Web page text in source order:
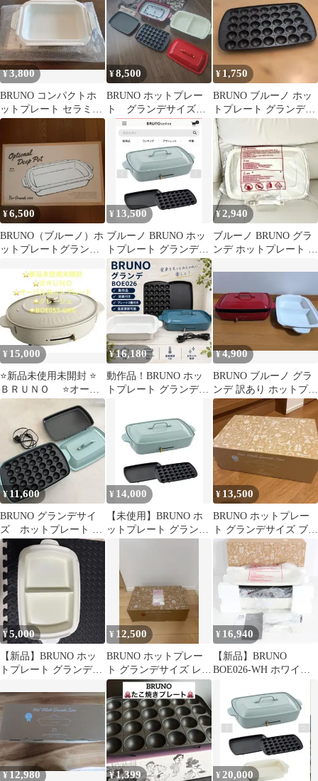
¥3,800
BRUNO コンパクトホ
ットプレート セラミッ
クコート鍋 BOE021-
¥8,500
BRUNO ホットプレー
ト グランデサイズ
レッド
¥ 1,750
BRUNO ブルーノ ホッ
トプレート グランデ用
たこ焼きプレート
¥6,500
BRUNO（ブルーノ）ホ
ットプレートグランデ
¥ 13,500
ブルーノ BRUNO ホッ
トプレート グランデ
キッチン 家電 ブル
ーグレー
¥2,940
ブルーノ BRUNO グラ
ンデ ホットプレート ホ
¥ 15,000
⭐️新品未使用未開封 ⭐️
ＢＲＵＮＯ ⭐️オーバ
ルホットプレート ⭐️グ
¥16,180
動作品！BRUNO ホッ
トプレート グランデサ
¥4,900
BRUNO ブルーノ グラ
ンデ 訳あり ホットプレ
ート 仕切り鍋付き
¥ 11,600
BRUNO グランデサイ
ズ ホットプレート た
こ焼きプレート付
¥ 14,000
【未使用】BRUNO ホ
ットプレート グランデ
¥ 13,500
BRUNO ホットプレー
ト グランデサイズ ブル
ーグレー ブルーノ
¥5,000
【新品】BRUNO ホッ
トプレート グランデサ
鍋）ブルーノ
¥ 12,500
BRUNO ホットプレー
ト グランデサイズ レッ
ド BOE026-RD
¥ 16,940
【新品】BRUNO
BOE026-WH ホワイト
プレート ブルーノ 本体
¥12,980 ¥1,399 ¥ 20,000